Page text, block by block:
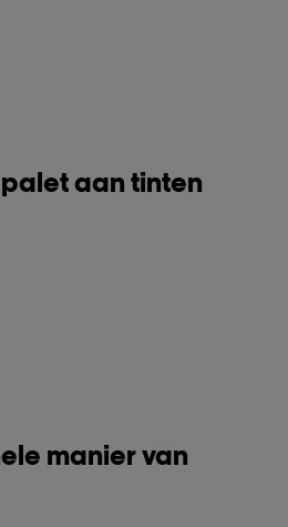
aan tinten
manier van